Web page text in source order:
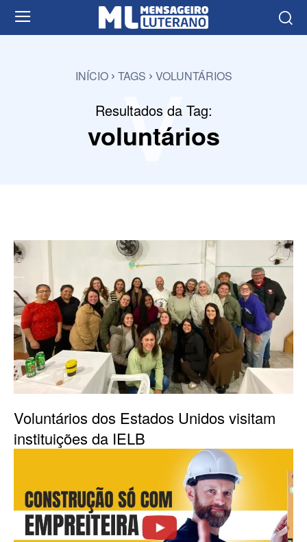
INÍCIO TAGS VOLUNTÁRIOS
Resultados da Tag:
voluntários
v
Voluntários dos Estados Unidos visitam
instituições da IELB